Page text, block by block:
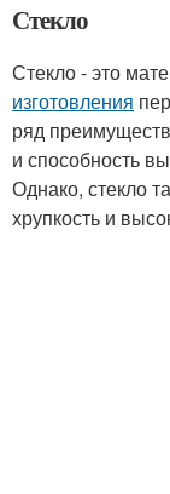
Стекло
Стекло - это
изготовления
ряд
и способность
Однако, стекло
хрупкость и